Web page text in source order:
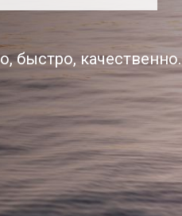
быстро, качественно.